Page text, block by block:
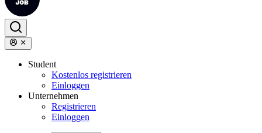
Student
Kostenlos registrieren
Einloggen
Unternehmen
Registrieren
Einloggen